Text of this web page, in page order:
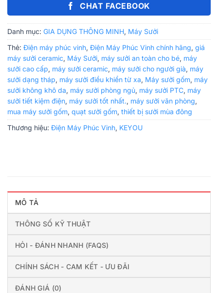
CHAT FACEBOOK
Danh mục: GIA DỤNG THÔNG MINH, Máy Sưởi
Thẻ: Điện máy phúc vinh, Điện Máy Phúc Vinh chính hãng, giá
máy sưởi ceramic, Máy Sưởi, máy sưởi an toàn cho bé, máy
sưởi cao cấp, máy sưởi ceramic, máy sưởi cho người già, máy
sưởi dạng tháp, máy sưởi điều khiển từ xa, Máy sưởi gốm, máy
sưởi không khô da, máy sưởi phòng ngủ, máy sưởi PTC, máy
sưởi tiết kiệm điện, máy sưởi tốt nhất., máy sưởi văn phòng,
mua máy sưởi gốm, quạt sưởi gốm, thiết bị sưởi mùa đông
Thương hiệu: Điện Máy Phúc Vinh, KEYOU
MÔ TẢ
THÔNG SỐ KỸ THUẬT
HỎI - ĐÁNH NHANH (FAQS)
CHÍNH SÁCH - CAM KẾT - ƯU ĐÃI
ĐÁNH GIÁ (0)